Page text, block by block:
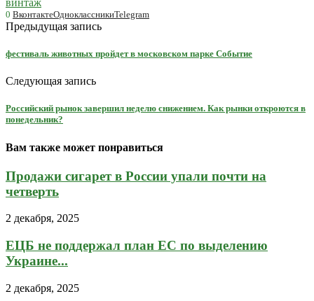
0 ВконтактеОдноклассникиTelegram
Предыдущая запись
фестиваль животных пройдет в московском парке Событие
Следующая запись
Российский рынок завершил неделю снижением. Как рынки откроются в
понедельник?
Вам также может понравиться
Продажи сигарет в России упали почти на
четверть
2 декабря, 2025
ЕЦБ не поддержал план ЕС по выделению
Украине...
2 декабря, 2025